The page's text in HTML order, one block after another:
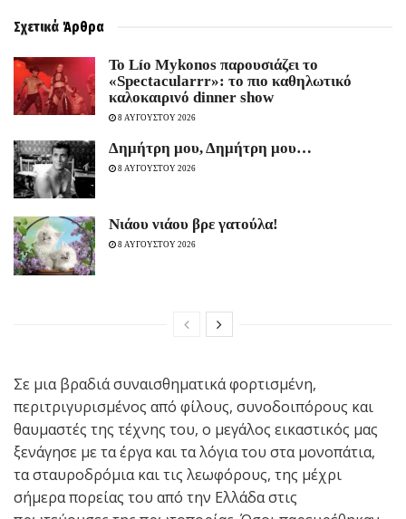
Σχετικά Άρθρα
Το Lío Mykonos παρουσιάζει το
«Spectacularrr»: το πιο καθηλωτικό
καλοκαιρινό dinner show
8 ΑΥΓΟΥΣΤΟΥ 2026
Δημήτρη μου, Δημήτρη μου…
8 ΑΥΓΟΥΣΤΟΥ 2026
Νιάου νιάου βρε γατούλα!
8 ΑΥΓΟΥΣΤΟΥ 2026
Σε μια βραδιά συναισθηματικά φορτισμένη,
περιτριγυρισμένος από φίλους, συνοδοιπόρους και
θαυμαστές της τέχνης του, ο μεγάλος εικαστικός μας
ξενάγησε με τα έργα και τα λόγια του στα μονοπάτια,
τα σταυροδρόμια και τις λεωφόρους, της μέχρι
σήμερα πορείας του από την Ελλάδα στις